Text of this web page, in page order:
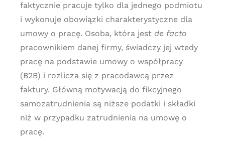
faktycznie pracuje tylko dla jednego podmiotu
i wykonuje obowiązki charakterystyczne dla
umowy o pracę. Osoba, która jest de facto
pracownikiem danej firmy, świadczy jej wtedy
pracę na podstawie umowy o współpracy
(B2B) i rozlicza się z pracodawcą przez
faktury. Główną motywacją do fikcyjnego
samozatrudnienia są niższe podatki i składki
niż w przypadku zatrudnienia na umowę o
pracę.